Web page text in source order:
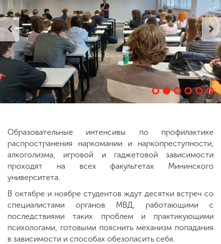
Приемная
комиссия
+7 (831) 262-26-20
Образовательные интенсивы по профилактике
распространения наркомании и наркопреступности,
алкоголизма, игровой и гаджетовой зависимости
проходят на всех факультетах Мининского
университета.
В октябре и ноябре студентов ждут десятки встреч со
специалистами органов МВД, работающими с
последствиями таких проблем и практикующими
психологами, готовыми пояснить механизм попадания
в зависимости и способах обезопасить себя.